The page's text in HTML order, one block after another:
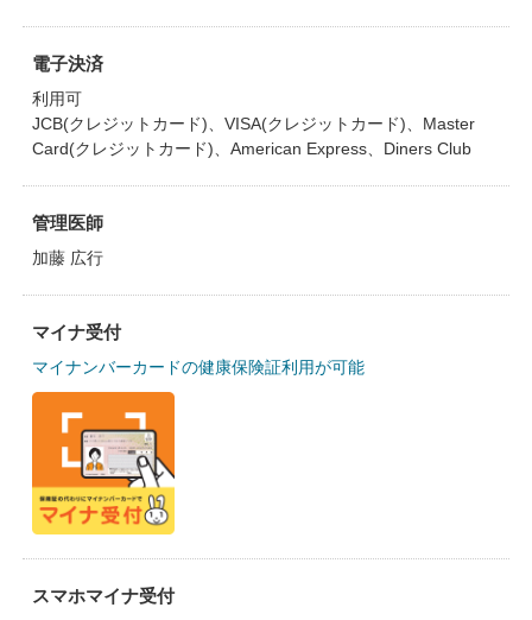
電子決済
利用可
JCB(クレジットカード)、VISA(クレジットカード)、Master
Card(クレジットカード)、American Express、Diners Club
管理医師
加藤 広行
マイナ受付
マイナンバーカードの健康保険証利用が可能
スマホマイナ受付